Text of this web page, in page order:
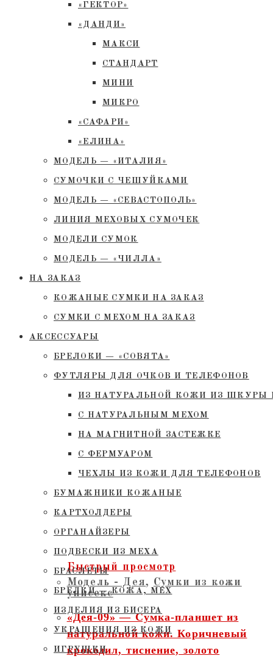
«ГЕКТОР»
«ДАНДИ»
МАКСИ
СТАНДАРТ
МИНИ
МИКРО
«САФАРИ»
«ЕЛИНА»
МОДЕЛЬ — «ИТАЛИЯ»
СУМОЧКИ С ЧЕШУЙКАМИ
МОДЕЛЬ — «СЕВАСТОПОЛЬ»
ЛИНИЯ МЕХОВЫХ СУМОЧЕК
МОДЕЛИ СУМОК
МОДЕЛЬ — «ЧИЛЛА»
НА ЗАКАЗ
КОЖАНЫЕ СУМКИ НА ЗАКАЗ
СУМКИ С МЕХОМ НА ЗАКАЗ
АКСЕССУАРЫ
БРЕЛОКИ — «СОВЯТА»
ФУТЛЯРЫ ДЛЯ ОЧКОВ И ТЕЛЕФОНОВ
ИЗ НАТУРАЛЬНОЙ КОЖИ ИЗ ШКУРЫ
С НАТУРАЛЬНЫМ МЕХОМ
НА МАГНИТНОЙ ЗАСТЕЖКЕ
С ФЕРМУАРОМ
ЧЕХЛЫ ИЗ КОЖИ ДЛЯ ТЕЛЕФОНОВ
БУМАЖНИКИ КОЖАНЫЕ
КАРТХОЛДЕРЫ
ОРГАНАЙЗЕРЫ
ПОДВЕСКИ ИЗ МЕХА
БРАСЛЕТЫ
БРЕЛКИ — КОЖА, МЕХ
ИЗДЕЛИЯ ИЗ БИСЕРА
УКРАШЕНИЯ ИЗ КОЖИ
ИГРУШКИ
Быстрый просмотр
Модель - Дея, Сумки из кожи
унисекс
«Дея-09» — Сумка-планшет из
натуральной кожи. Коричневый
крокодил, тиснение, золото